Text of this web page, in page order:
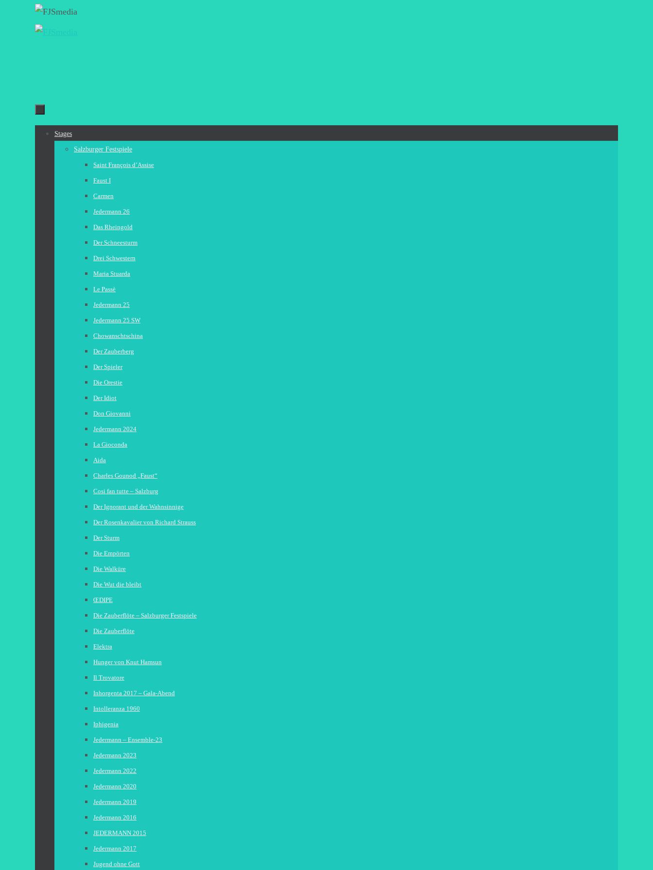
Zum
Stages
Salzburger Festspiele
Saint François d’Assise
Faust I
Carmen
Jedermann 26
Das Rheingold
Der Schneesturm
Drei Schwestern
Maria Stuarda
Le Passè
Jedermann 25
Jedermann 25 SW
Chowanschtschina
Der Zauberberg
Der Spieler
Die Orestie
Der Idiot
Don Giovanni
Jedermann 2024
La Gioconda
Aida
Charles Gounod „Faust“
Cosi fan tutte – Salzburg
Der Ignorant und der Wahnsinnige
Der Rosenkavalier von Richard Strauss
Der Sturm
Die Empörten
Die Walküre
Die Wut die bleibt
ŒDIPE
Die Zauberflöte – Salzburger Festspiele
Die Zauberflöte
Elektra
Hunger von Knut Hamsun
Il Trovatore
Inhorgenta 2017 – Gala-Abend
Intolleranza 1960
Iphigenia
Jedermann – Ensemble-23
Jedermann 2023
Jedermann 2022
Jedermann 2020
Jedermann 2019
Jedermann 2016
JEDERMANN 2015
Jedermann 2017
Jugend ohne Gott